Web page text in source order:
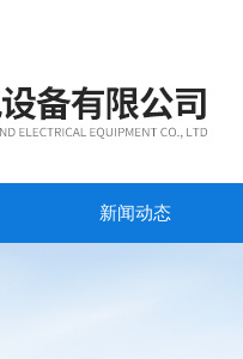
新闻动态